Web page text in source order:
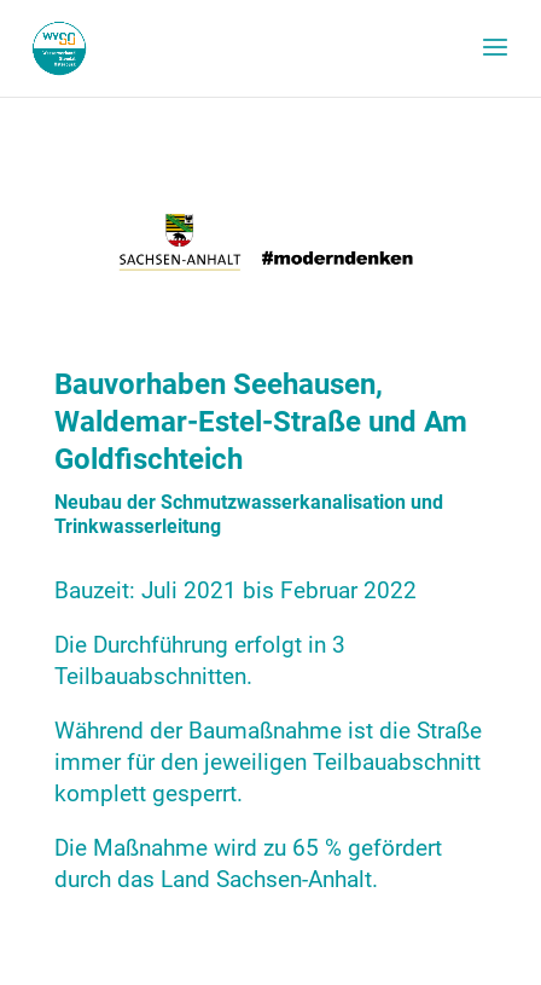
Bauvorhaben Seehausen,
Waldemar-Estel-Straße und Am
Goldfischteich
Neubau der Schmutzwasserkanalisation und
Trinkwasserleitung
Bauzeit: Juli 2021 bis Februar 2022
Die Durchführung erfolgt in 3
Teilbauabschnitten.
Während der Baumaßnahme ist die Straße
immer für den jeweiligen Teilbauabschnitt
komplett gesperrt.
Die Maßnahme wird zu 65 % gefördert
durch das Land Sachsen-Anhalt.